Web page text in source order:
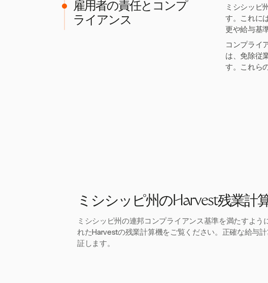
雇用者の責任とコンプ
ライアンス
ミシシッピ
す。これに
更や給与基
コンプライ
は、免除従
す。これら
ミシシッピ州のHarvest残業計
ミシシッピ州の連邦コンプライアンス基準を満たすよう
れたHarvestの残業計算機をご覧ください。正確な給与
証します。